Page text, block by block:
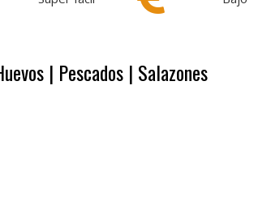
| Pescados | Salazones